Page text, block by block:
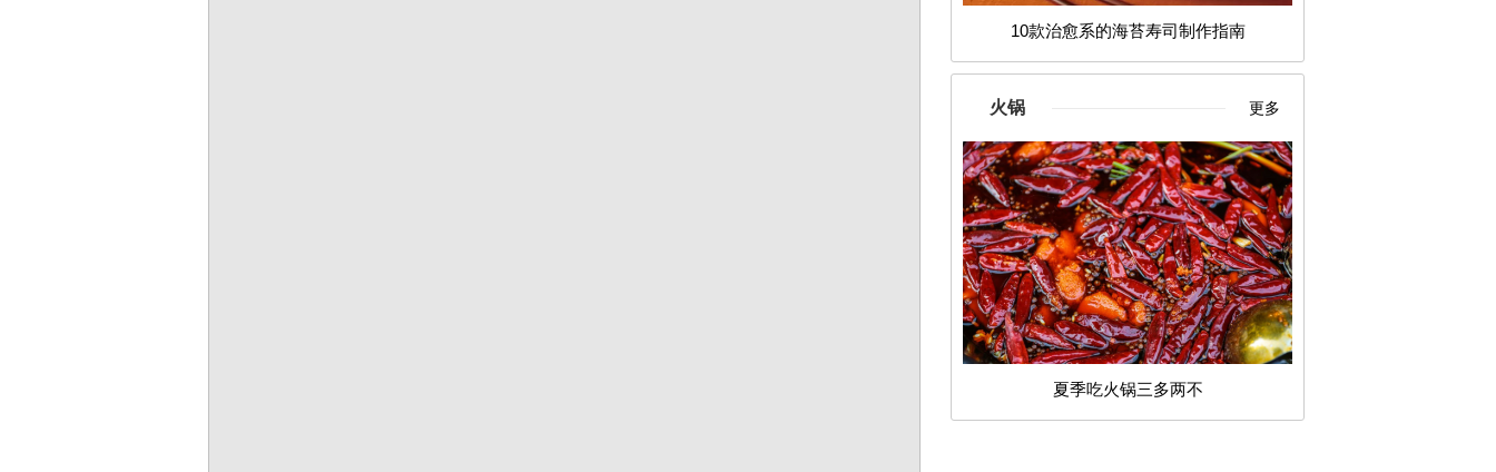
10款治愈系的海苔寿司制作指南
火锅 更多
夏季吃火锅三多两不